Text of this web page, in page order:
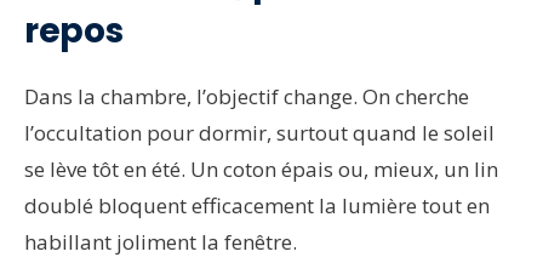
repos
Dans la chambre, l’objectif change. On cherche
l’occultation pour dormir, surtout quand le soleil
se lève tôt en été. Un coton épais ou, mieux, un lin
doublé bloquent efficacement la lumière tout en
habillant joliment la fenêtre.